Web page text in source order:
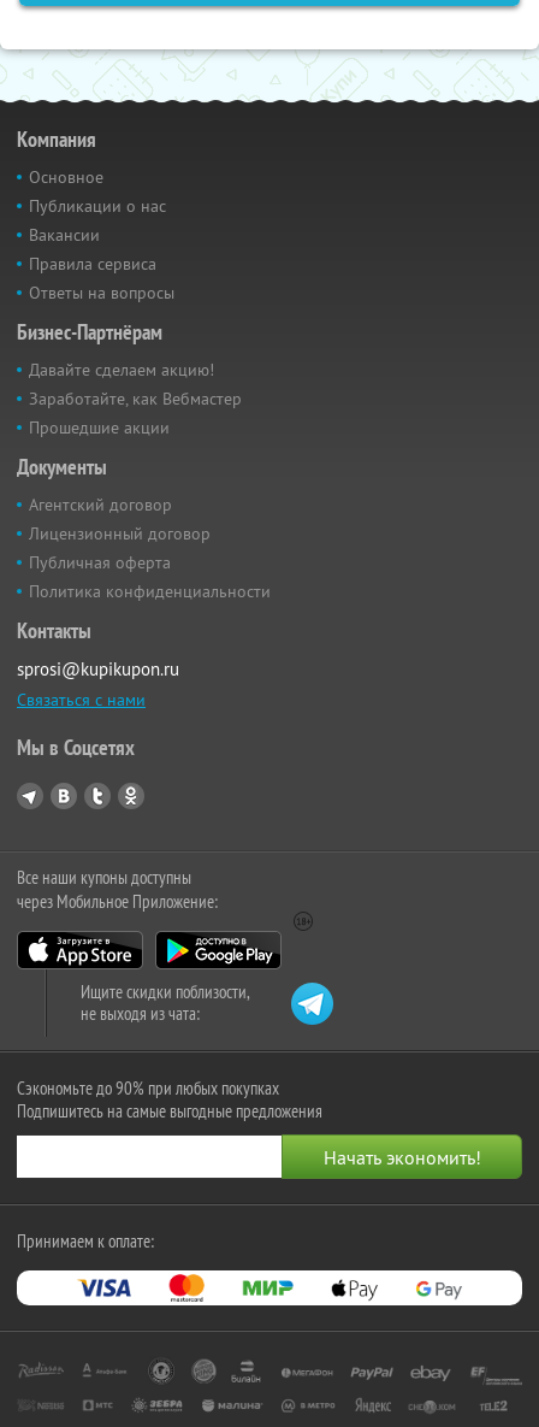
Компания
Основное
Публикации о нас
Вакансии
Правила сервиса
Ответы на вопросы
Бизнес-Партнёрам
Давайте сделаем акцию!
Заработайте, как Вебмастер
Прошедшие акции
Документы
Агентский договор
Лицензионный договор
Публичная оферта
Политика конфиденциальности
Контакты
sprosi@kupikupon.ru
Связаться с нами
Мы в Соцсетях
Все наши купоны доступны
через Мобильное Приложение:
Ищите скидки поблизости,
не выходя из чата:
Сэкономьте до 90% при любых покупках
Подпишитесь на самые выгодные предложения
Принимаем к оплате: